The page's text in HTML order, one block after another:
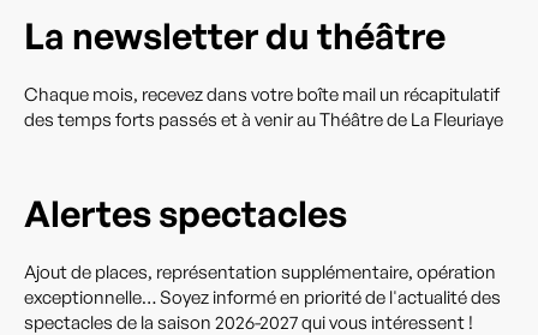
La newsletter du théâtre
Chaque mois, recevez dans votre boîte mail un récapitulatif
des temps forts passés et à venir au Théâtre de La Fleuriaye
Alertes spectacles
Ajout de places, représentation supplémentaire, opération
exceptionnelle… Soyez informé en priorité de l'actualité des
spectacles de la saison 2026-2027 qui vous intéressent !